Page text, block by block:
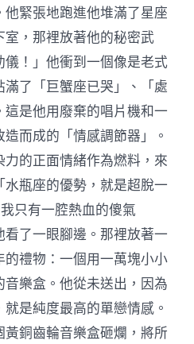
緊張地跑進他堆滿了星座
，那裡放著他的秘密武
！」他衝到一個像是老式
了「巨蟹座已哭」、「處
是他用廢棄的唱片機和一
而成的「情感調節器」。
的正面情緒作為燃料，來
瓶座的優勢，就是超脫一
只有一腔熱血的傻氣
了一眼腳邊。那裡放著一
禮物：一個用一萬塊小小
樂盒。他從未送出，因為
是純度最高的單戀情感。
銅齒輪音樂盒砸爛，將所